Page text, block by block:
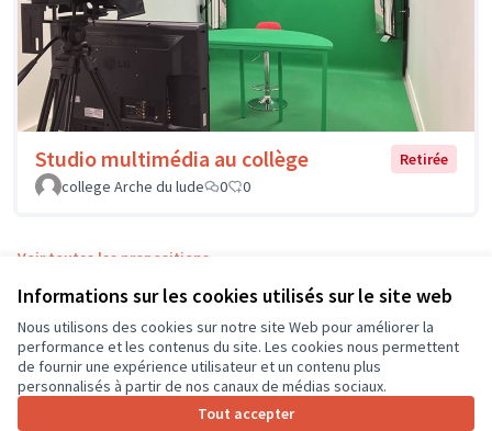
Informations sur les cookies utilisés sur le site web
Nous utilisons des cookies sur notre site Web pour améliorer la
performance et les contenus du site. Les cookies nous permettent
de fournir une expérience utilisateur et un contenu plus
personnalisés à partir de nos canaux de médias sociaux.
Tout accepter
Studio multimédia au collège
Retirée
college Arche du lude
0 0
Voir toutes les propositions
Conditions d'utilisation
Paramètres des cookies
CD37 sur X
(Lien externe)
CD37 sur Facebook
CD37 sur Instagram
CD37 sur YouTube
(Lien externe)